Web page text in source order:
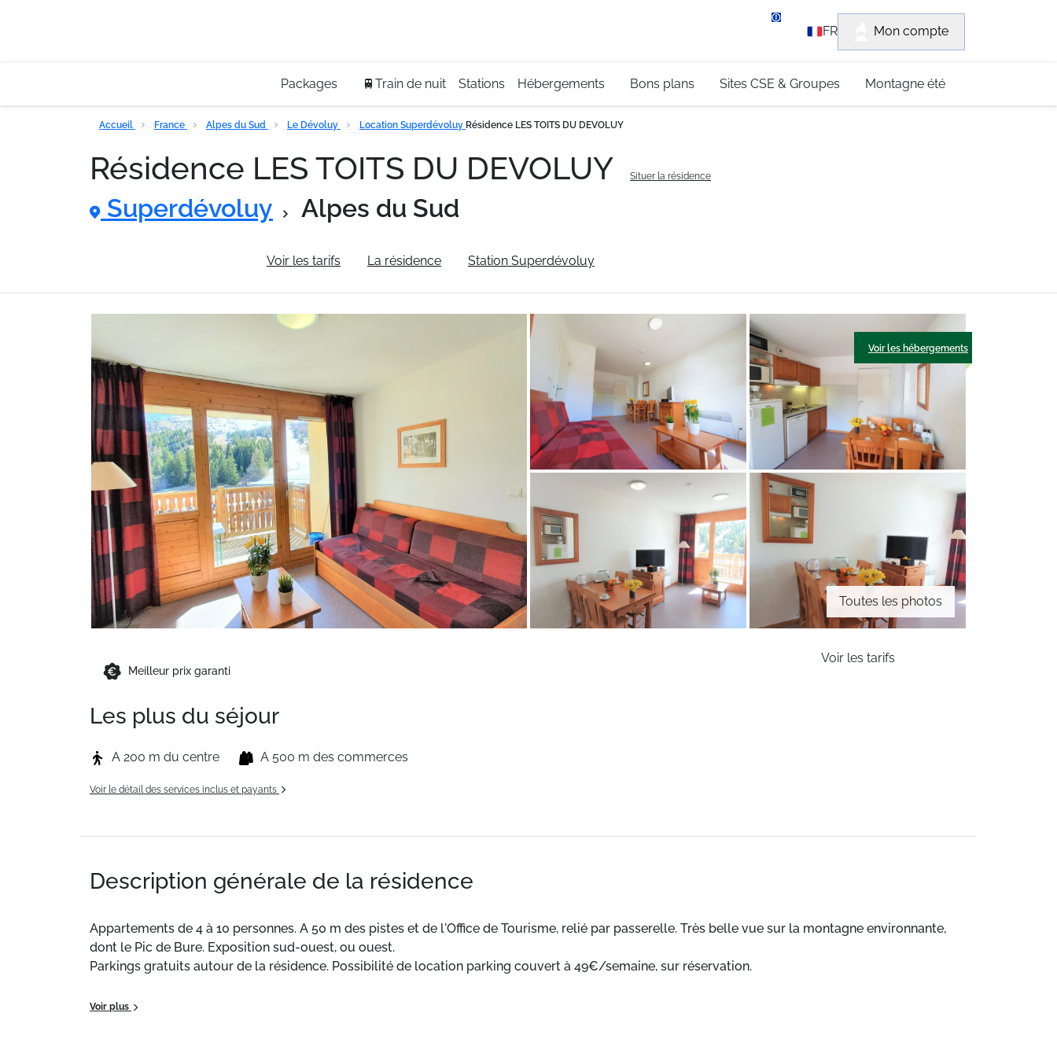
+33 (0)4 79 96 30 69
FR Mon compte
Packages 🚆Train de nuit Stations Hébergements Bons plans Sites CSE & Groupes Montagne été
Accueil France Alpes du Sud Le Dévoluy Location Superdévoluy Résidence LES TOITS DU DEVOLUY
Résidence LES TOITS DU DEVOLUY Situer la résidence
Superdévoluy Alpes du Sud
Voir les tarifs La résidence Station Superdévoluy
Toutes les photos
Voir les hébergements
Meilleur prix garanti
Voir les tarifs
Les plus du séjour
A 200 m du centre A 500 m des commerces
Voir le détail des services inclus et payants
Description générale de la résidence
Appartements de 4 à 10 personnes. A 50 m des pistes et de l'Office de Tourisme, relié par passerelle. Très belle vue sur la montagne environnante,
dont le Pic de Bure. Exposition sud-ouest, ou ouest.
Parkings gratuits autour de la résidence. Possibilité de location parking couvert à 49€/semaine, sur réservation.
Ce logement de 32m² bénéficie d'une cuisine toute équipée.
Voir plus